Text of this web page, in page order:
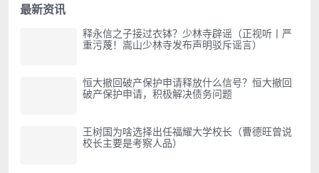
最新资讯
释永信之子接过衣钵？少林寺辟谣（正视听丨严
重污蔑！嵩山少林寺发布声明驳斥谣言）
恒大撤回破产保护申请释放什么信号？恒大撤回
破产保护申请，积极解决债务问题
王树国为啥选择出任福耀大学校长（曹德旺曾说
校长主要是考察人品）